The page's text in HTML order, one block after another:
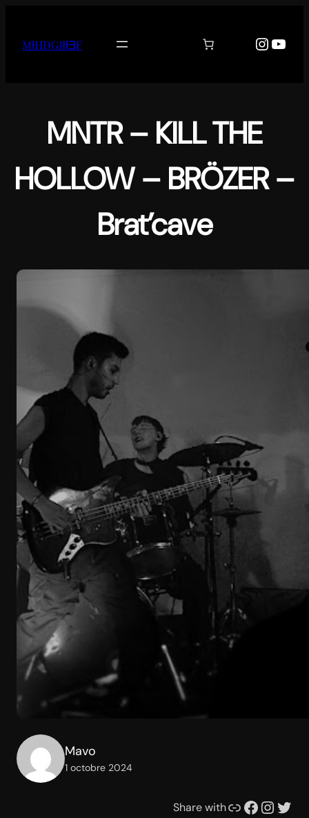
contenu
MƗИĐǤЯƗƎF
MNTR – KILL THE
HOLLOW – BRÖZER –
Brat’cave
Mavo
1 octobre 2024
Share withLien Facebook Instagram Twitter